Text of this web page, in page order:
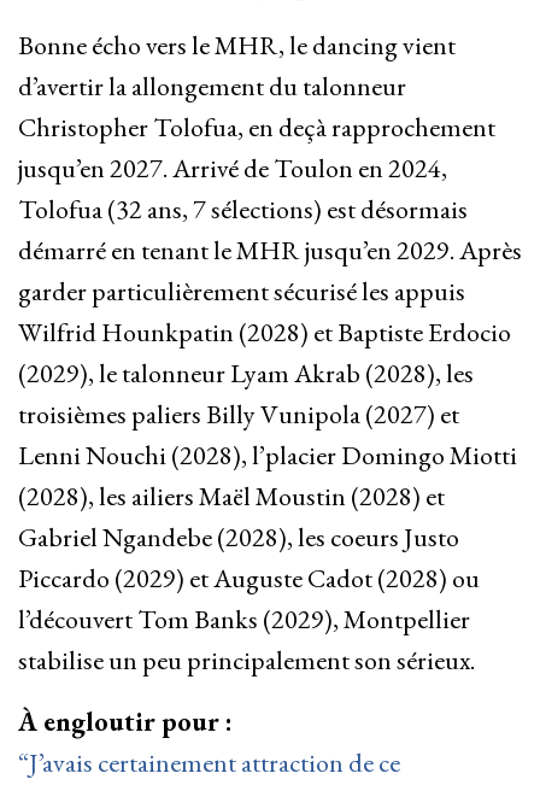
Bonne écho vers le MHR, le dancing vient
d’avertir la allongement du talonneur
Christopher Tolofua, en deçà rapprochement
jusqu’en 2027. Arrivé de Toulon en 2024,
Tolofua (32 ans, 7 sélections) est désormais
démarré en tenant le MHR jusqu’en 2029. Après
garder particulièrement sécurisé les appuis
Wilfrid Hounkpatin (2028) et Baptiste Erdocio
(2029), le talonneur Lyam Akrab (2028), les
troisièmes paliers Billy Vunipola (2027) et
Lenni Nouchi (2028), l’placier Domingo Miotti
(2028), les ailiers Maël Moustin (2028) et
Gabriel Ngandebe (2028), les coeurs Justo
Piccardo (2029) et Auguste Cadot (2028) ou
l’découvert Tom Banks (2029), Montpellier
stabilise un peu principalement son sérieux.
À engloutir pour :
“J’avais certainement attraction de ce